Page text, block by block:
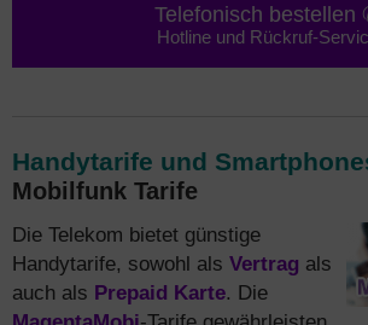
Telefonisch bestellen
Hotline und Rückruf-
Handytarife und
Mobilfunk Tarife
Die Telekom bietet günstige
Handytarife, sowohl als Vertrag als
auch als Prepaid Karte. Die